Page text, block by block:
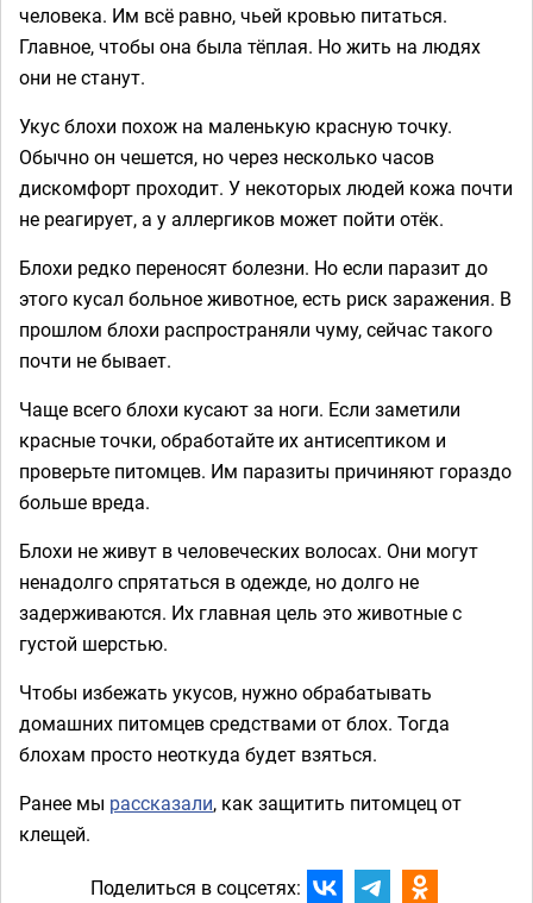
человека. Им всё равно, чьей кровью питаться.
Главное, чтобы она была тёплая. Но жить на людях
они не станут.
Укус блохи похож на маленькую красную точку.
Обычно он чешется, но через несколько часов
дискомфорт проходит. У некоторых людей кожа почти
не реагирует, а у аллергиков может пойти отёк.
Блохи редко переносят болезни. Но если паразит до
этого кусал больное животное, есть риск заражения. В
прошлом блохи распространяли чуму, сейчас такого
почти не бывает.
Чаще всего блохи кусают за ноги. Если заметили
красные точки, обработайте их антисептиком и
проверьте питомцев. Им паразиты причиняют гораздо
больше вреда.
Блохи не живут в человеческих волосах. Они могут
ненадолго спрятаться в одежде, но долго не
задерживаются. Их главная цель это животные с
густой шерстью.
Чтобы избежать укусов, нужно обрабатывать
домашних питомцев средствами от блох. Тогда
блохам просто неоткуда будет взяться.
Ранее мы рассказали, как защитить питомцец от
клещей.
Поделиться в соцсетях: